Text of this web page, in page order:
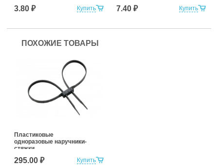
Купить
3.80 ₽ Купить
7.40 ₽
ПОХОЖИЕ ТОВАРЫ
Купить
Пластиковые
одноразовые наручники-
стяжки
295.00 ₽